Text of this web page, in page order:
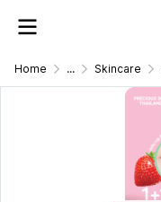
Home ... Skincare